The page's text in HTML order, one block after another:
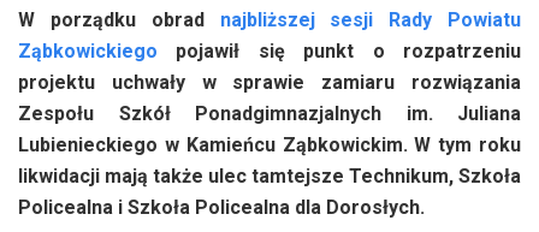
W porządku obrad najbliższej sesji Rady Powiatu
Ząbkowickiego pojawił się punkt o rozpatrzeniu
projektu uchwały w sprawie zamiaru rozwiązania
Zespołu Szkół Ponadgimnazjalnych im. Juliana
Lubienieckiego w Kamieńcu Ząbkowickim. W tym roku
likwidacji mają także ulec tamtejsze Technikum, Szkoła
Policealna i Szkoła Policealna dla Dorosłych.